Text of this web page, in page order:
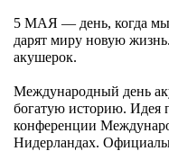
5 МАЯ — день, когда мы
дарят миру новую
акушерок.
Международный день
богатую историю. Идея
конференции
Нидерландах.